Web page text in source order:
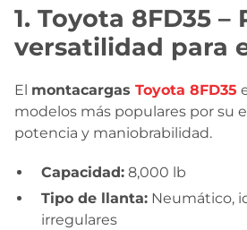
1. Toyota 8FD35
versatilidad para
El montacargas Toyota 8FD35
modelos más populares por su
potencia y maniobrabilidad.
Capacidad: 8,000 lb
Tipo de llanta: Neumático,
irregulares